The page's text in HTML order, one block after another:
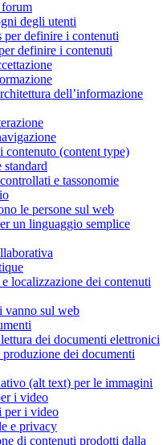
degli utenti
per definire i contenuti
definire i contenuti
dell’informazione
contenuto (content type)
e tassonomie
le persone sul web
un linguaggio semplice
localizzazione dei contenuti
vanno sul web
dei documenti elettronici
dei documenti
(alt text) per le immagini
i video
per i video
e privacy
di contenuti prodotti dalla